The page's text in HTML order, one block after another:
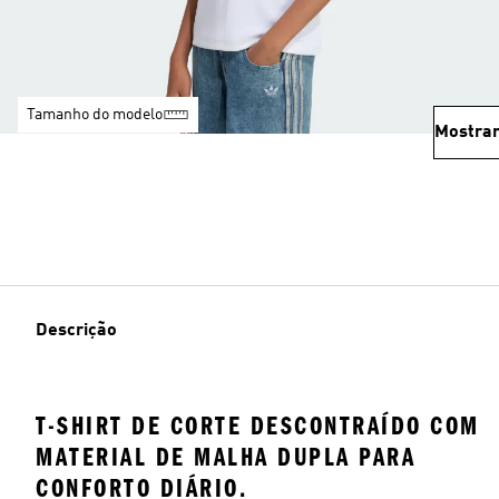
Tamanho do modelo
Descrição
T-SHIRT DE CORTE DESCONTRAÍDO COM
MATERIAL DE MALHA DUPLA PARA
CONFORTO DIÁRIO.